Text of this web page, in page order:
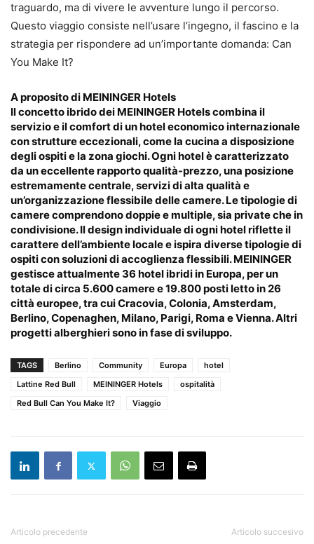
traguardo, ma di vivere le avventure lungo il percorso.
Questo viaggio consiste nell’usare l’ingegno, il fascino e la
strategia per rispondere ad un’importante domanda: Can
You Make It?
A proposito di MEININGER Hotels
Il concetto ibrido dei MEININGER Hotels combina il
servizio e il comfort di un hotel economico internazionale
con strutture eccezionali, come la cucina a disposizione
degli ospiti e la zona giochi. Ogni hotel è caratterizzato
da un eccellente rapporto qualità-prezzo, una posizione
estremamente centrale, servizi di alta qualità e
un’organizzazione flessibile delle camere. Le tipologie di
camere comprendono doppie e multiple, sia private che in
condivisione. Il design individuale di ogni hotel riflette il
carattere dell’ambiente locale e ispira diverse tipologie di
ospiti con soluzioni di accoglienza flessibili. MEININGER
gestisce attualmente 36 hotel ibridi in Europa, per un
totale di circa 5.600 camere e 19.800 posti letto in 26
città europee, tra cui Cracovia, Colonia, Amsterdam,
Berlino, Copenaghen, Milano, Parigi, Roma e Vienna. Altri
progetti alberghieri sono in fase di sviluppo.
TAGS Berlino Community Europa
hotel
Lattine Red Bull
MEININGER Hotels
ospitalità
Red Bull Can You Make It?
Viaggio
Articolo precedente Articolo succesivo